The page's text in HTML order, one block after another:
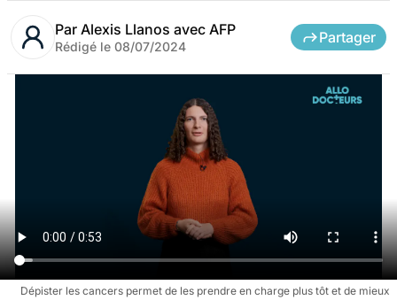
Par Alexis Llanos avec AFP
Rédigé le 08/07/2024
Partager
Dépister les cancers permet de les prendre en charge plus tôt et de mieux